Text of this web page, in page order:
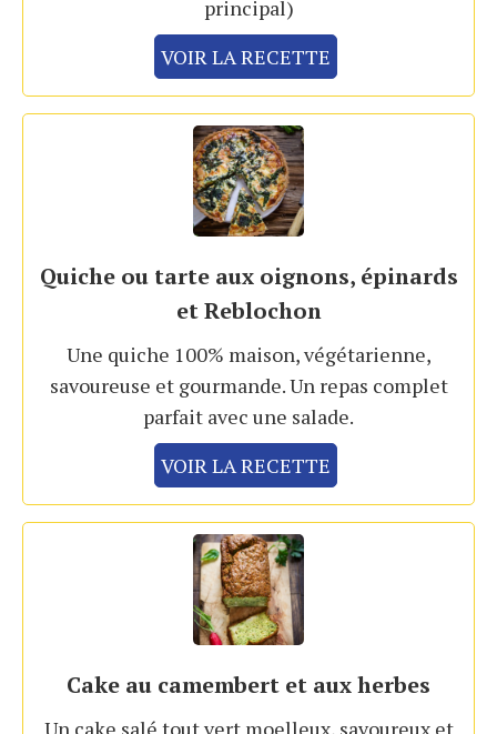
principal)
VOIR LA RECETTE
Quiche ou tarte aux oignons, épinards
et Reblochon
Une quiche 100% maison, végétarienne,
savoureuse et gourmande. Un repas complet
parfait avec une salade.
VOIR LA RECETTE
Cake au camembert et aux herbes
Un cake salé tout vert moelleux, savoureux et